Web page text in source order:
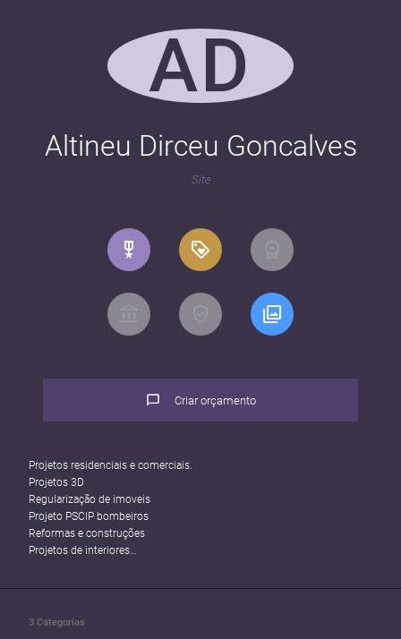
AD
Altineu Dirceu Goncalves
Site
Criar orçamento
Projetos residenciais e comerciais.
Projetos 3D
Regularização de imoveis
Projeto PSCIP bombeiros
Reformas e construções
Projetos de interiores
3 Categorias